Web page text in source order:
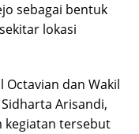
sebagai bentuk
lokasi
Octavian dan Wakil
Arisandi,
kegiatan tersebut